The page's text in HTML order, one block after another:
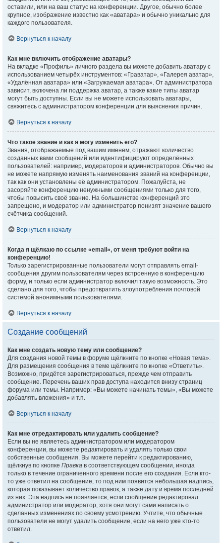
оставили, или на ваш статус на конференции. Другое, обычно более
крупное, изображение известно как «аватара» и обычно уникально для
каждого пользователя.
Вернуться к началу
Как мне включить отображение аватары?
На вкладке «Профиль» личного раздела вы можете добавить аватару с
использованием четырёх инструментов: «Граватар», «Галерея аватар»,
«Удалённая аватара» или «Загружаемая аватара». От администратора
зависит, включена ли поддержка аватар, а также какие типы аватар
могут быть доступны. Если вы не можете использовать аватары,
свяжитесь с администратором конференции для выяснения причин.
Вернуться к началу
Что такое звание и как я могу изменить его?
Звания, отображаемые под вашим именем, отражают количество
созданных вами сообщений или идентифицируют определённых
пользователей: например, модераторов и администраторов. Обычно вы
не можете напрямую изменять наименования званий на конференции,
так как они установлены её администратором. Пожалуйста, не
засоряйте конференцию ненужными сообщениями только для того,
чтобы повысить своё звание. На большинстве конференций это
запрещено, и модератор или администратор понизят значение вашего
счётчика сообщений.
Вернуться к началу
Когда я щёлкаю по ссылке «email», от меня требуют войти на
конференцию!
Только зарегистрированные пользователи могут отправлять email-
сообщения другим пользователям через встроенную в конференцию
форму, и только если администратор включил такую возможность. Это
сделано для того, чтобы предотвратить злоупотребления почтовой
системой анонимными пользователями.
Вернуться к началу
Создание сообщений
Как мне создать новую тему или сообщение?
Для создания новой темы в форуме щёлкните по кнопке «Новая тема».
Для размещения сообщения в теме щёлкните по кнопке «Ответить».
Возможно, придётся зарегистрироваться, прежде чем отправить
сообщение. Перечень ваших прав доступа находится внизу страниц
форума или темы. Например: «Вы можете начинать темы», «Вы можете
добавлять вложения» и т.п.
Вернуться к началу
Как мне отредактировать или удалить сообщение?
Если вы не являетесь администратором или модератором
конференции, вы можете редактировать и удалять только свои
собственные сообщения. Вы можете перейти к редактированию,
щёлкнув по кнопке Правка в соответствующем сообщении, иногда
только в течение ограниченного времени после его создания. Если кто-
то уже ответил на сообщение, то под ним появится небольшая надпись,
которая показывает количество правок, а также дату и время последней
из них. Эта надпись не появляется, если сообщение редактировал
администратор или модератор, хотя они могут сами написать о
сделанных изменениях по своему усмотрению. Учтите, что обычные
пользователи не могут удалить сообщение, если на него уже кто-то
ответил.